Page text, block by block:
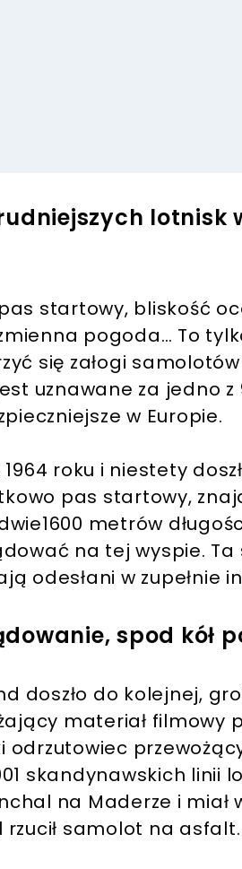
lotnisk
startowy, bliskość
pogoda… To
się załogi
uznawane za jedno
w Europie.
1964 roku i niestety
pas startowy,
metrów
na tej wyspie. Ta
odesłani w zupełnie
spod kół
doszło do kolejnej,
materiał
skandynawskich linii
na Maderze i miał
samolot na asfalt.